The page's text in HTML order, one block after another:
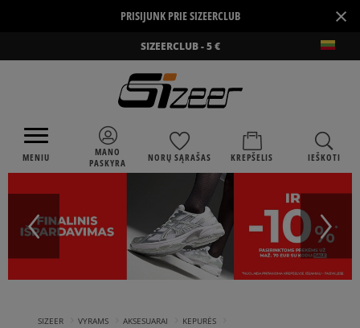
PRISIJUNK PRIE SIZEERCLUB ×
SIZEERCLUB - 5 €
MENIU
MANO
PASKYRA
NORŲ SĄRAŠAS KREPŠELIS IEŠKOTI
SIZEER VYRAMS AKSESUARAI KEPURĖS